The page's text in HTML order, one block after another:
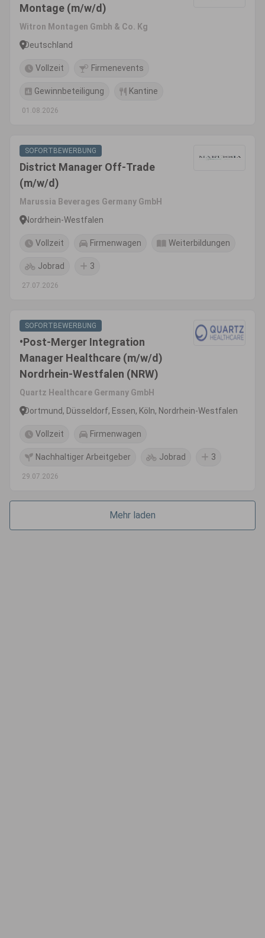
Montage (m/w/d)
Witron Montagen Gmbh & Co. Kg
Deutschland
Vollzeit Firmenevents
Gewinnbeteiligung Kantine
01.08.2026
SOFORTBEWERBUNG
District Manager Off-Trade
(m/w/d)
Marussia Beverages Germany GmbH
Nordrhein-Westfalen
Vollzeit Firmenwagen Weiterbildungen
Jobrad 3
27.07.2026
SOFORTBEWERBUNG
•Post-Merger Integration
Manager Healthcare (m/w/d)
Nordrhein-Westfalen (NRW)
Quartz Healthcare Germany GmbH
Dortmund, Düsseldorf, Essen, Köln, Nordrhein-Westfalen
Vollzeit Firmenwagen
Nachhaltiger Arbeitgeber Jobrad 3
29.07.2026
Mehr laden